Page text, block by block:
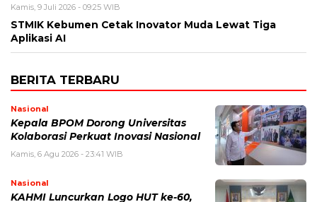
Kamis, 9 Juli 2026 - 09:25 WIB
STMIK Kebumen Cetak Inovator Muda Lewat Tiga
Aplikasi AI
BERITA TERBARU
Nasional
Kepala BPOM Dorong Universitas
Kolaborasi Perkuat Inovasi Nasional
Kamis, 6 Agu 2026 - 23:41 WIB
Nasional
KAHMI Luncurkan Logo HUT ke-60,